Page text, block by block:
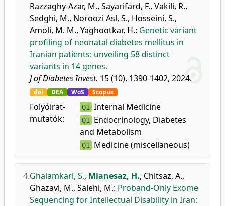
Razzaghy-Azar, M., Sayarifard, F., Vakili, R.,
Sedghi, M., Noroozi Asl, S., Hosseini, S.,
Amoli, M. M., Yaghootkar, H.: Genetic variant
profiling of neonatal diabetes mellitus in
Iranian patients: unveiling 58 distinct
variants in 14 genes.
J of Diabetes Invest. 15 (10), 1390-1402, 2024.
doi DEA WoS Scopus
Folyóirat-
mutatók:
Q1 Internal Medicine
Q1
Endocrinology, Diabetes
and Metabolism
Q1 Medicine (miscellaneous)
4.Ghalamkari, S., Mianesaz, H., Chitsaz, A.,
Ghazavi, M., Salehi, M.: Proband-Only Exome
Sequencing for Intellectual Disability in Iran: